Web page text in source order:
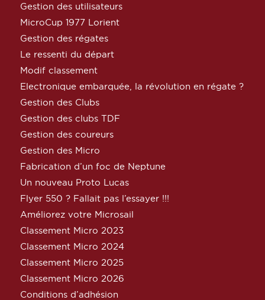
Gestion des utilisateurs
MicroCup 1977 Lorient
Gestion des régates
Le ressenti du départ
Modif classement
Electronique embarquée, la révolution en régate ?
Gestion des Clubs
Gestion des clubs TDF
Gestion des coureurs
Gestion des Micro
Fabrication d’un foc de Neptune
Un nouveau Proto Lucas
Flyer 550 ? Fallait pas l’essayer !!!
Améliorez votre Microsail
Classement Micro 2023
Classement Micro 2024
Classement Micro 2025
Classement Micro 2026
Conditions d’adhésion